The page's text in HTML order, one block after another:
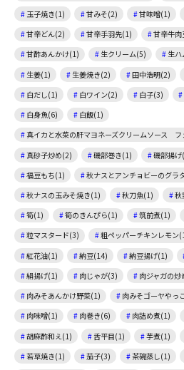
玉子焼き(1)
甘みそ(2) 甘味噌(1)
甘辛どん(2)
甘辛手羽先(1) 甘辛牛
甘酢あんかけ(1)
生クリーム(5) 生
生姜(1)
生姜焼き(2) 田中浩明(2)
白だし(1)
白ワイン(2) 白子(3)
白身魚(6)
白飯(1)
真イカと水菜の肝マヨネーズクリームソース
真砂子炒め(2)
磯部巻き(1) 磯部揚げ
福豆もち(1)
秋ナスとアンチョビーのグラ
秋ナスの玉みそ焼き(1)
秋刀魚(1) 秋
筍(1)
筍のきんぴら(1) 筑前煮(1)
粒マスタード(3)
粗ペッパーチキンレモン
紅花油(1)
納豆(14) 納豆揚げ(1)
絹揚げ(1)
肉じゃが(3) 肉ジャガの
肉みそあんかけ野菜(1)
肉みそゴーヤやっ
肉味噌(1)
肉巻き(6) 肉詰め煮(1)
胡麻酢和え(1)
舌平目(1) 芋煮(1)
若草焼き(1)
茄子(3) 茶碗蒸し(1)